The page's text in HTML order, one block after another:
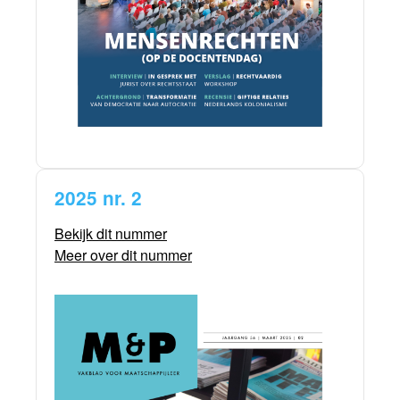
2025 nr. 2
Bekijk dit nummer
Meer over dit nummer